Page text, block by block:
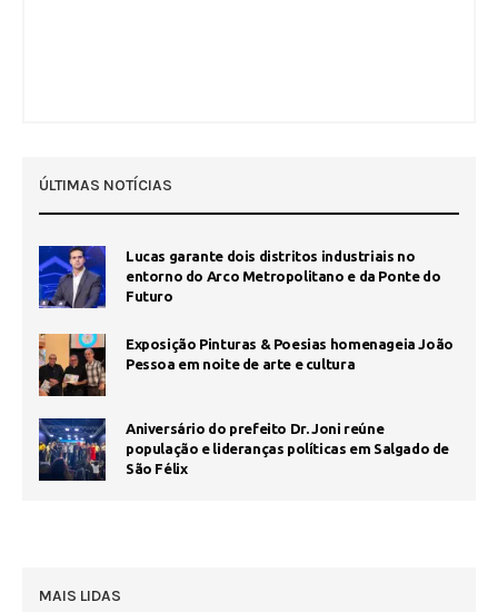
ÚLTIMAS NOTÍCIAS
Lucas garante dois distritos industriais no
entorno do Arco Metropolitano e da Ponte do
Futuro
Exposição Pinturas & Poesias homenageia João
Pessoa em noite de arte e cultura
Aniversário do prefeito Dr. Joni reúne
população e lideranças políticas em Salgado de
São Félix
MAIS LIDAS